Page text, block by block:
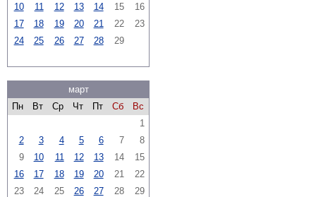
10
11 12 13 14 15
16
17
18 19 20 21 22
23
24
25 26 27 28 29
март
Пн
Вт Ср Чт Пт Сб
Вс
1
2
3 4 5 6 7
8
9
10 11 12 13 14
15
16
17 18 19 20 21
22
23
24 25 26 27 28
29